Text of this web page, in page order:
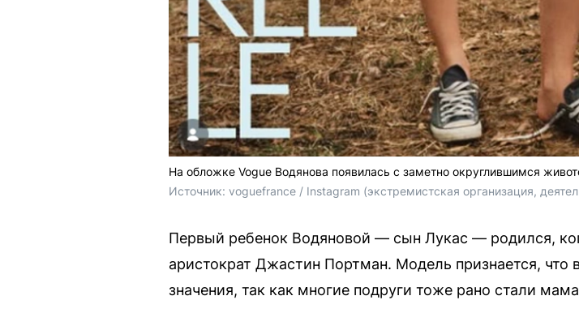
На обложке Vogue Водянова появилась с заметно округлившимся
Источник: voguefrance / Instagram (экстремистская организация,
Первый ребенок Водяновой — сын Лукас — родился,
аристократ Джастин Портман. Модель признается, что
значения, так как многие подруги тоже рано стали